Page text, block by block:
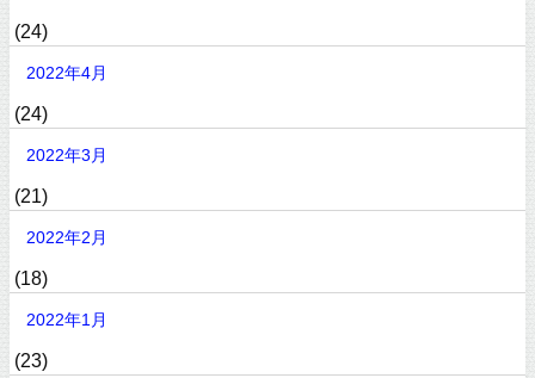
(24)
2022年4月
(24)
2022年3月
(21)
2022年2月
(18)
2022年1月
(23)